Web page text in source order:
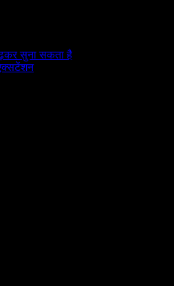
सुना सकता है